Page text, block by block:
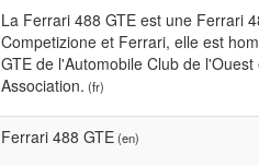
La Ferrari 488 GTE est une Ferrari
Competizione et Ferrari, elle est
GTE de l'Automobile Club de
Association. (fr)
Ferrari 488 GTE(en)